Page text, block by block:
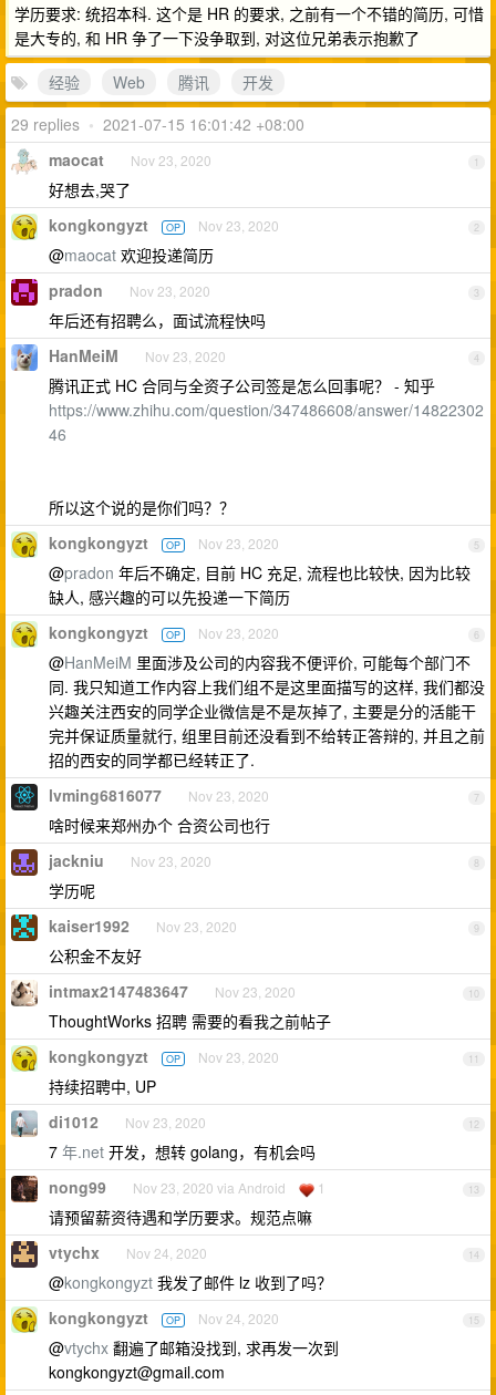
学历要求: 统招本科. 这个是 HR 的要求, 之前有一个不错的简历, 可惜
是大专的, 和 HR 争了一下没争取到, 对这位兄弟表示抱歉了
经验
Web 腾讯
开发
29 replies • 2021-07-15 16:01:42 +08:00
1
maocat Nov 23, 2020
好想去,哭了
2
kongkongyzt OP Nov 23, 2020
@maocat 欢迎投递简历
3
pradon Nov 23, 2020
年后还有招聘么，面试流程快吗
4
HanMeiM Nov 23, 2020
腾讯正式 HC 合同与全资子公司签是怎么回事呢？ - 知乎
https://www.zhihu.com/question/347486608/answer/14822302
46
所以这个说的是你们吗？？
5
kongkongyzt OP Nov 23, 2020
@pradon 年后不确定, 目前 HC 充足, 流程也比较快, 因为比较
缺人, 感兴趣的可以先投递一下简历
6
kongkongyzt OP Nov 23, 2020
@HanMeiM 里面涉及公司的内容我不便评价, 可能每个部门不
同. 我只知道工作内容上我们组不是这里面描写的这样, 我们都没
兴趣关注西安的同学企业微信是不是灰掉了, 主要是分的活能干
完并保证质量就行, 组里目前还没看到不给转正答辩的, 并且之前
招的西安的同学都已经转正了.
7
lvming6816077 Nov 23, 2020
啥时候来郑州办个 合资公司也行
8
jackniu Nov 23, 2020
学历呢
9
kaiser1992 Nov 23, 2020
公积金不友好
10
intmax2147483647 Nov 23, 2020
ThoughtWorks 招聘 需要的看我之前帖子
11
kongkongyzt OP Nov 23, 2020
持续招聘中, UP
12
di1012 Nov 23, 2020
7 年.net 开发，想转 golang，有机会吗
13
nong99 Nov 23, 2020 via Android 1
请预留薪资待遇和学历要求。规范点嘛
14
vtychx Nov 24, 2020
@kongkongyzt 我发了邮件 lz 收到了吗？
15
kongkongyzt OP Nov 24, 2020
@vtychx 翻遍了邮箱没找到, 求再发一次到
kongkongyzt@gmail.com